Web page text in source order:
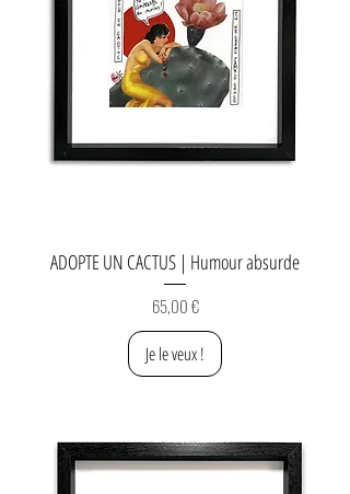
ADOPTE UN CACTUS | Humour absurde
Prix
65,00 €
Je le veux !